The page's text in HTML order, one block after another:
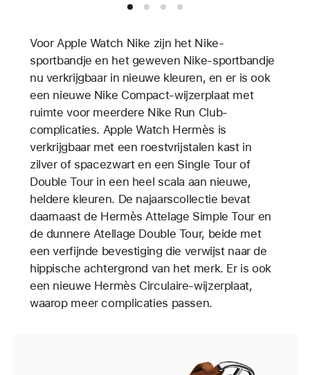
Voor Apple Watch Nike zijn het Nike-
sportbandje en het geweven Nike-sportbandje
nu verkrijgbaar in nieuwe kleuren, en er is ook
een nieuwe Nike Compact-wijzerplaat met
ruimte voor meerdere Nike Run Club-
complicaties. Apple Watch Hermès is
verkrijgbaar met een roestvrijstalen kast in
zilver of spacezwart en een Single Tour of
Double Tour in een heel scala aan nieuwe,
heldere kleuren. De najaarscollectie bevat
daarnaast de Hermès Attelage Simple Tour en
de dunnere Atellage Double Tour, beide met
een verfijnde bevestiging die verwijst naar de
hippische achtergrond van het merk. Er is ook
een nieuwe Hermès Circulaire-wijzerplaat,
waarop meer complicaties passen.